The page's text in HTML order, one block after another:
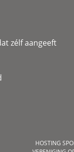
zélf aangeeft
HOSTING